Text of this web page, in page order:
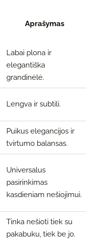
Aprašymas
Labai plona ir
elegantiška
grandinėlė.
Lengva ir subtili.
Puikus elegancijos ir
tvirtumo balansas.
Universalus
pasirinkimas
kasdieniam nešiojimui.
Tinka nešioti tiek su
pakabuku, tiek be jo.